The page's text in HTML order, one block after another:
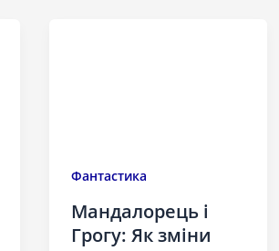
Фантастика
Мандалорець і
Грогу: Як зміни